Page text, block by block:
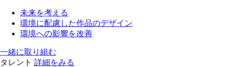
未来を考える
環境に配慮した作品のデザイン
環境への影響を改善
一緒に取り組む
タレント 詳細をみる